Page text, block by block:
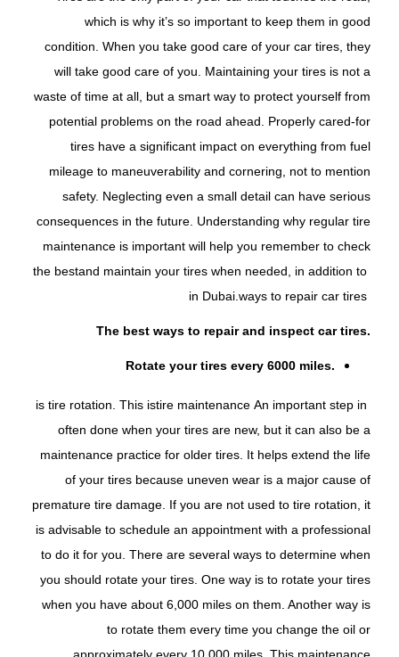
which is why it’s so important to keep them in good
condition. When you take good care of your car tires, they
will take good care of you. Maintaining your tires is not a
waste of time at all, but a smart way to protect yourself from
potential problems on the road ahead. Properly cared-for
tires have a significant impact on everything from fuel
mileage to maneuverability and cornering, not to mention
safety. Neglecting even a small detail can have serious
consequences in the future. Understanding why regular tire
maintenance is important will help you remember to check
and maintain your tires when needed, in addition to
the best
ways to repair car tires
in Dubai.
The best ways to repair and inspect car tires.
Rotate your tires every 6000 miles.
An important step in
tire maintenance
is tire rotation. This is
often done when your tires are new, but it can also be a
maintenance practice for older tires. It helps extend the life
of your tires because uneven wear is a major cause of
premature tire damage. If you are not used to tire rotation, it
is advisable to schedule an appointment with a professional
to do it for you. There are several ways to determine when
you should rotate your tires. One way is to rotate your tires
when you have about 6,000 miles on them. Another way is
to rotate them every time you change the oil or